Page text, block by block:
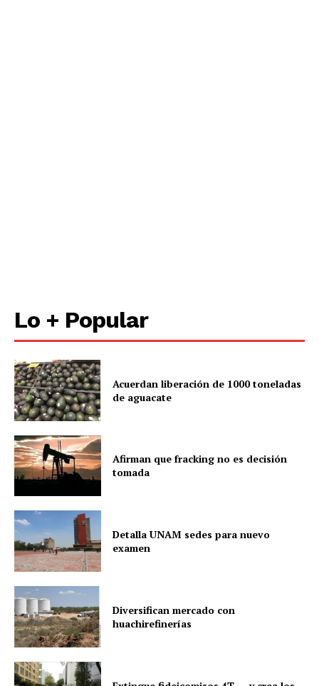
Lo + Popular
Acuerdan liberación de 1000 toneladas
de aguacate
Afirman que fracking no es decisión
tomada
Detalla UNAM sedes para nuevo
examen
Diversifican mercado con
huachirefinerías